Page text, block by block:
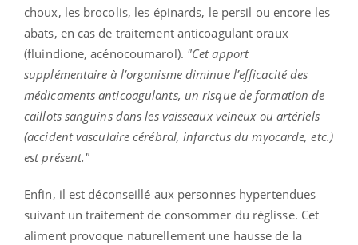
choux, les brocolis, les épinards, le persil ou encore les
abats, en cas de traitement anticoagulant oraux
(fluindione, acénocoumarol). "Cet apport
supplémentaire à l’organisme diminue l’efficacité des
médicaments anticoagulants, un risque de formation de
caillots sanguins dans les vaisseaux veineux ou artériels
(accident vasculaire cérébral, infarctus du myocarde, etc.)
est présent."
Enfin, il est déconseillé aux personnes hypertendues
suivant un traitement de consommer du réglisse. Cet
aliment provoque naturellement une hausse de la